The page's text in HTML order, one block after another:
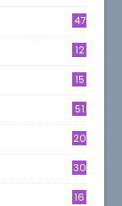
47
12
15
51
20
30
16